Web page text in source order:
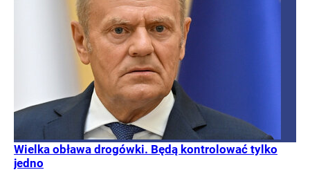
Wielka obława drogówki. Będą kontrolować tylko
jedno